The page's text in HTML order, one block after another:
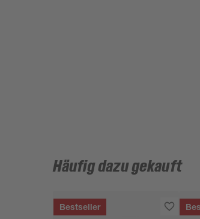
Häufig dazu gekauft
Bestseller